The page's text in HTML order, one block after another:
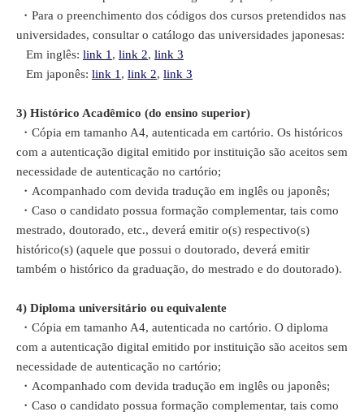
・ Para o preenchimento dos códigos dos cursos pretendidos nas
universidades, consultar o catálogo das universidades japonesas:
Em inglês: link 1 , link 2, link 3
Em japonês: link 1 , link 2, link 3
3) Histórico Acadêmico (do ensino superior)
・Cópia em tamanho A4, autenticada em cartório. Os históricos
com a autenticação digital emitido por instituição são aceitos sem
necessidade de autenticação no cartório;
・Acompanhado com devida tradução em inglês ou japonês;
・Caso o candidato possua formação complementar, tais como
mestrado, doutorado, etc., deverá emitir o(s) respectivo(s)
histórico(s) (aquele que possui o doutorado, deverá emitir
também o histórico da graduação, do mestrado e do doutorado).
4) Diploma universitário ou equivalente
・ Cópia em tamanho A4, autenticada no cartório. O diploma
com a autenticação digital emitido por instituição são aceitos sem
necessidade de autenticação no cartório;
・ Acompanhado com devida tradução em inglês ou japonês;
・Caso o candidato possua formação complementar, tais como